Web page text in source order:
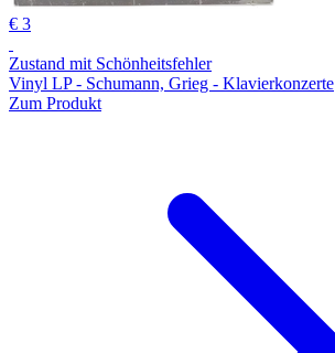
€ 3
Zustand mit Schönheitsfehler
Vinyl LP - Schumann, Grieg - Klavierkonzerte
Zum Produkt